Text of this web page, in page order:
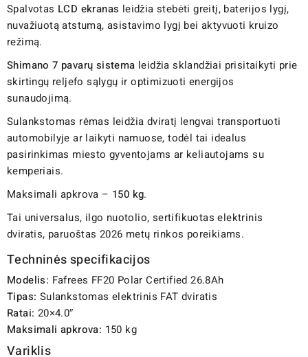
Spalvotas LCD ekranas leidžia stebėti greitį, baterijos lygį,
nuvažiuotą atstumą, asistavimo lygį bei aktyvuoti kruizo
režimą.
Shimano 7 pavarų sistema leidžia sklandžiai prisitaikyti prie
skirtingų reljefo sąlygų ir optimizuoti energijos
sunaudojimą.
Sulankstomas rėmas leidžia dviratį lengvai transportuoti
automobilyje ar laikyti namuose, todėl tai idealus
pasirinkimas miesto gyventojams ar keliautojams su
kemperiais.
Maksimali apkrova – 150 kg.
Tai universalus, ilgo nuotolio, sertifikuotas elektrinis
dviratis, paruoštas 2026 metų rinkos poreikiams.
Techninės specifikacijos
Modelis: Fafrees FF20 Polar Certified 26.8Ah
Tipas: Sulankstomas elektrinis FAT dviratis
Ratai: 20×4.0″
Maksimali apkrova: 150 kg
Variklis